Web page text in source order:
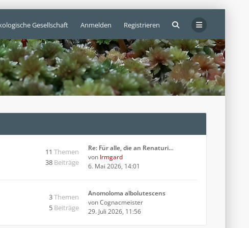
Gesellschaft Anmelden Registrieren
11 Themen
38 Beiträge
Re: Für alle, die an Renaturi…
von Irmgard
6. Mai 2026, 14:01
3Themen
5 Beiträge
Anomoloma albolutescens
vonCognacmeister
29. Juli 2026, 11:56